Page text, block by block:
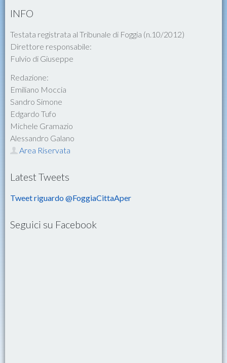
INFO
Testata registrata al Tribunale di Foggia (n.10/2012)
Direttore responsabile:
Fulvio di Giuseppe
Redazione:
Emiliano Moccia
Sandro Simone
Edgardo Tufo
Michele Gramazio
Alessandro Galano
Area Riservata
Latest Tweets
Tweet riguardo @FoggiaCittaAper
Seguici su Facebook